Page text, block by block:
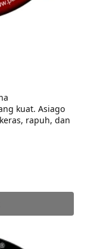
kuat. Asiago
rapuh, dan